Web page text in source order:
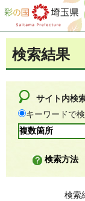
彩の国 埼玉県
検索結果
サイト内検
キーワードで
検索方法
検索